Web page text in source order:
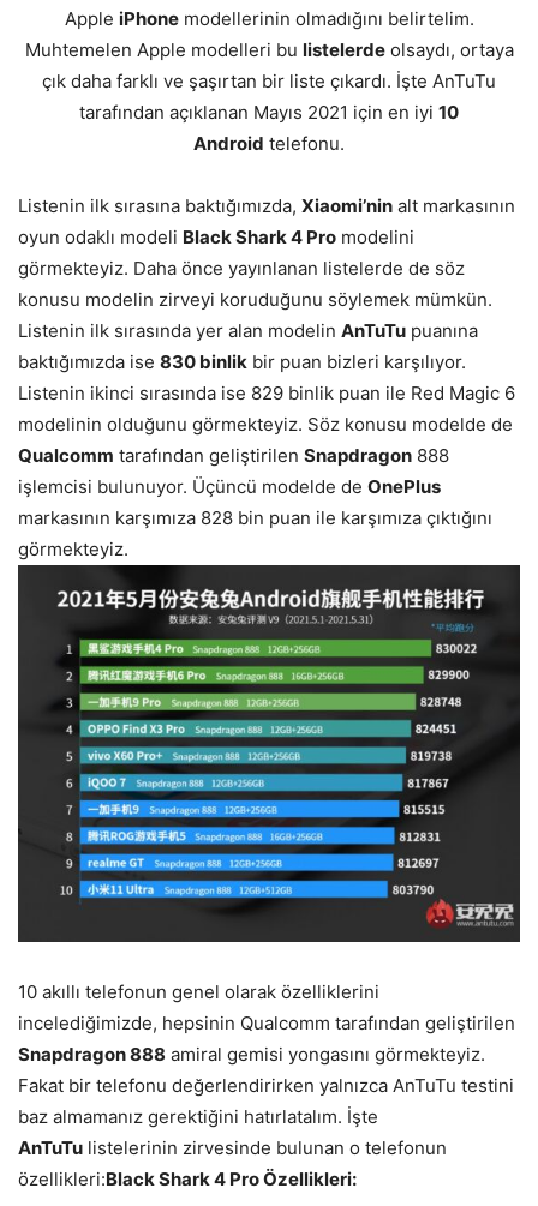
Apple iPhonemodellerinin olmadığını belirtelim.
Muhtemelen Apple modelleri bu listelerdeolsaydı, ortaya
çık daha farklı ve şaşırtan bir liste çıkardı. İşte AnTuTu
tarafından açıklanan Mayıs 2021 için en iyi 10
Android telefonu.
Listenin ilk sırasına baktığımızda, Xiaomi’nin alt markasının
oyun odaklı modeli Black Shark 4 Pro modelini
görmekteyiz. Daha önce yayınlanan listelerde de söz
konusu modelin zirveyi koruduğunu söylemek mümkün.
Listenin ilk sırasında yer alan modelin AnTuTu puanına
baktığımızda ise 830 binlik bir puan bizleri karşılıyor.
Listenin ikinci sırasında ise 829 binlik puan ile Red Magic 6
modelinin olduğunu görmekteyiz. Söz konusu modelde de
Qualcomm tarafından geliştirilen Snapdragon 888
işlemcisi bulunuyor. Üçüncü modelde de OnePlus
markasının karşımıza 828 bin puan ile karşımıza çıktığını
görmekteyiz.
10 akıllı telefonun genel olarak özelliklerini
incelediğimizde, hepsinin Qualcomm tarafından geliştirilen
Snapdragon 888 amiral gemisi yongasını görmekteyiz.
Fakat bir telefonu değerlendirirken yalnızca AnTuTu testini
baz almamanız gerektiğini hatırlatalım. İşte
AnTuTu listelerinin zirvesinde bulunan o telefonun
özellikleri:Black Shark 4 Pro Özellikleri: